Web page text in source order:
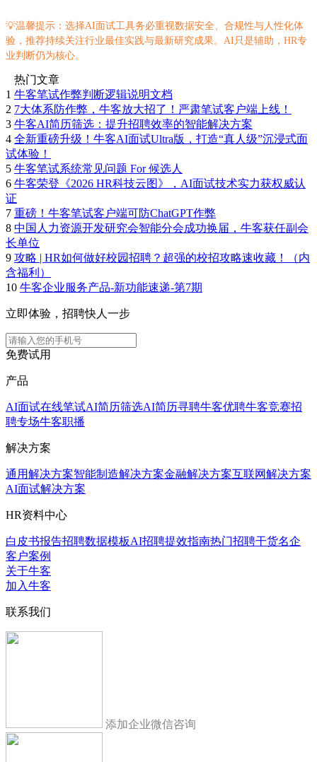
💡温馨提示：选择AI面试工具务必重视数据安全、合规性与人性化体
验，推荐持续关注行业最佳实践与最新研究成果。AI只是辅助，HR专
业判断仍为核心。
热门文章
1 牛客笔试作弊判断逻辑说明文档
2 7大体系防作弊，牛客放大招了！严肃笔试客户端上线！
3 牛客AI简历筛选：提升招聘效率的智能解决方案
4 全新重磅升级！牛客AI面试Ultra版，打造“真人级”沉浸式面
试体验！
5 牛客笔试系统常见问题 For 候选人
6 牛客荣登《2026 HR科技云图》，AI面试技术实力获权威认
证
7 重磅！牛客笔试客户端可防ChatGPT作弊
8 中国人力资源开发研究会智能分会成功换届，牛客获任副会
长单位
9 攻略 | HR如何做好校园招聘？超强的校招攻略速收藏！（内
含福利）
10 牛客企业服务产品-新功能速递-第7期
立即体验，招聘快人一步
免费试用
产品
AI面试在线笔试AI简历筛选AI简历寻聘牛客优聘牛客竞赛招
聘专场牛客职播
解决方案
通用解决方案智能制造解决方案金融解决方案互联网解决方案
AI面试解决方案
HR资料中心
白皮书报告招聘数据模板AI招聘提效指南热门招聘干货名企
客户案例
关于牛客
加入牛客
联系我们
添加企业微信咨询